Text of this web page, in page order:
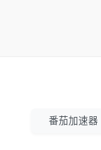
番茄加速器